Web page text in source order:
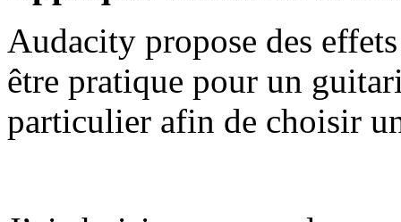
Audacity propose des
être pratique pour un
particulier afin de choisir